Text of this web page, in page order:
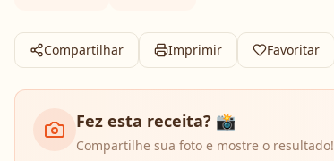
Compartilhar Imprimir Favoritar
Fez esta receita? 📸
Compartilhe sua foto e mostre o resultado!